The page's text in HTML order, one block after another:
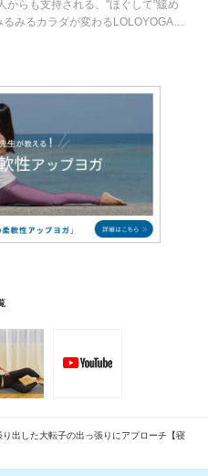
からも支持される、"ほぐして"緩め
みるカラダが変わるLOLOYOGAメ
いきましょう！
り出した大転子の出っ張りにアプローチ【寝